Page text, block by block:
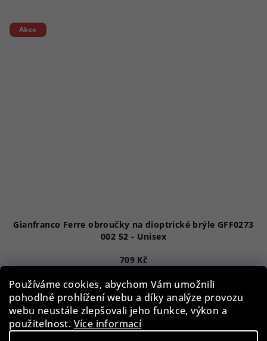
Používáme cookies, abychom Vám umožnili
pohodlné prohlížení webu a díky analýze provozu
webu neustále zlepšovali jeho funkce, výkon a
použitelnost. Více informací
Akce
Gianfranco Ferre obroučky na dioptrické brýle GFF0273
002 52 - Unisex
709 Kč
Skladem